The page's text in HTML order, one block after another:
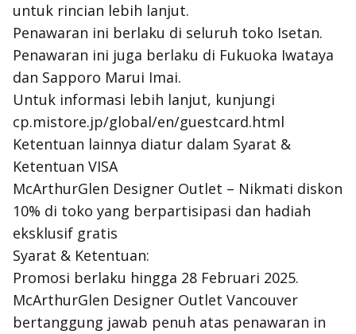
untuk rincian lebih lanjut.
Penawaran ini berlaku di seluruh toko Isetan.
Penawaran ini juga berlaku di Fukuoka Iwataya
dan Sapporo Marui Imai.
Untuk informasi lebih lanjut, kunjungi
cp.mistore.jp/global/en/guestcard.html
Ketentuan lainnya diatur dalam Syarat &
Ketentuan VISA
McArthurGlen Designer Outlet – Nikmati diskon
10% di toko yang berpartisipasi dan hadiah
eksklusif gratis
Syarat & Ketentuan:
Promosi berlaku hingga 28 Februari 2025.
McArthurGlen Designer Outlet Vancouver
bertanggung jawab penuh atas penawaran in